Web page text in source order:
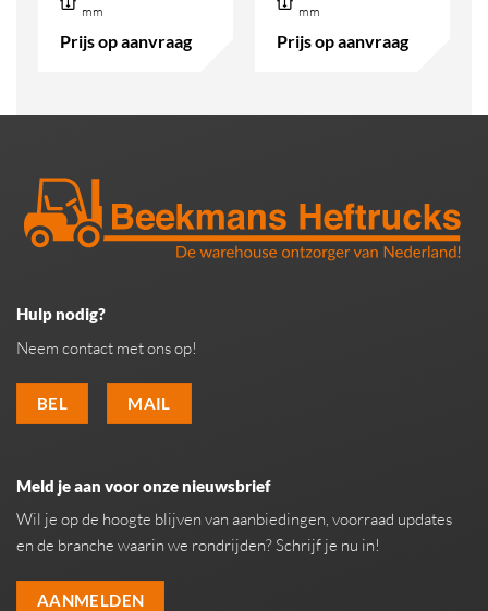
mm
Prijs op aanvraag
mm
Prijs op aanvraag
Hulp nodig?
Neem contact met ons op!
BEL MAIL
Meld je aan voor onze nieuwsbrief
Wil je op de hoogte blijven van aanbiedingen, voorraad updates
en de branche waarin we rondrijden? Schrijf je nu in!
AANMELDEN